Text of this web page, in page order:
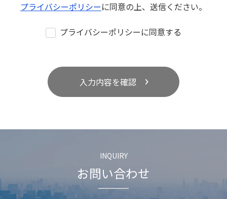
プライバシーポリシーに同意の上、送信ください。
プライバシーポリシーに同意する
入力内容を確認
INQUIRY
お問い合わせ